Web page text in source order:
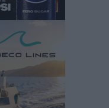
BXGP για Ευρώπη
διαρκείας